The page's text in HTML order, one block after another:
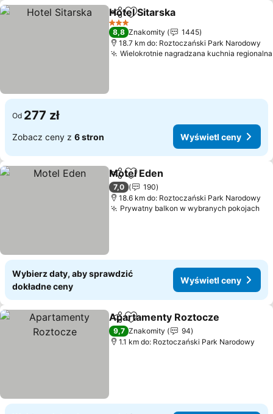
Udostępnij
Dodaj do ulubionych
Hotel Sitarska
3 Kategoria
8,8 Znakomity
1445
18.7 km do: Roztoczański Park Narodowy
Wielokrotnie nagradzana kuchnia regionalna
Od 277 zł
Zobacz ceny z 6 stron Wyświetl ceny
Udostępnij
Dodaj do ulubionych
Motel Eden
7,0
190
18.6 km do: Roztoczański Park Narodowy
Prywatny balkon w wybranych pokojach
Wybierz daty, aby sprawdzić
dokładne ceny
Wyświetl ceny
Udostępnij
Dodaj do ulubionych
Apartamenty Roztocze
9,7 Znakomity
94
1.1 km do: Roztoczański Park Narodowy